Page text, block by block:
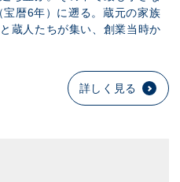
暦6年）に遡る。蔵元の家族
蔵人たちが集い、創業当時か
詳しく見る